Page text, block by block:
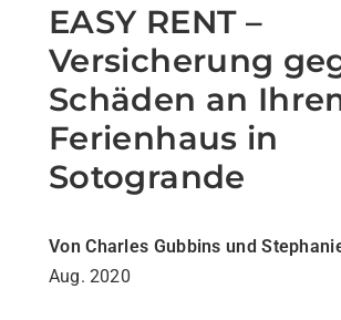
EASY RENT –
Versicherung
Schäden an
Ferienhaus in
Sotogrande
Von Charles Gubbins und
Aug. 2020